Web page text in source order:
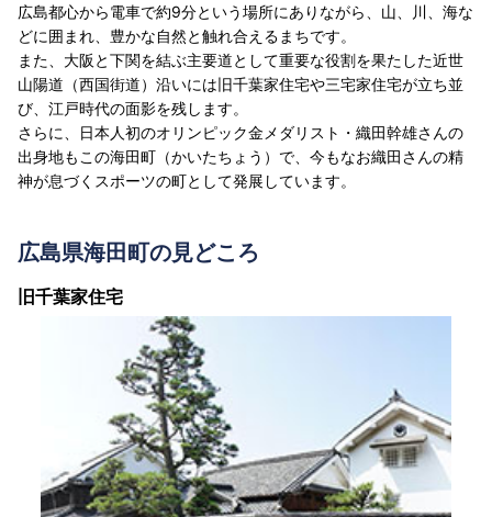
広島都心から電車で約9分という場所にありながら、山、川、海な
どに囲まれ、豊かな自然と触れ合えるまちです。
また、大阪と下関を結ぶ主要道として重要な役割を果たした近世
山陽道（西国街道）沿いには旧千葉家住宅や三宅家住宅が立ち並
び、江戸時代の面影を残します。
さらに、日本人初のオリンピック金メダリスト・織田幹雄さんの
出身地もこの海田町（かいたちょう）で、今もなお織田さんの精
神が息づくスポーツの町として発展しています。
広島県海田町の見どころ
旧千葉家住宅